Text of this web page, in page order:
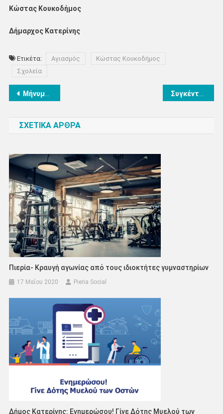
Κώστας Κουκοδήμος
Δήμαρχος Κατερίνης
Ετικέτα: Αγιασμός
Κώστας Κουκοδήμος
Σχολεία
Πλοήγηση
Μήνυμα του βουλευτή Πιερίας Σπύρου Κουλκουδίνα για την έναρξη της νέας σχολικής χρονιάς
ΣΧΕΤΙΚΑ ΑΡΘΡΑ
Πιερία- Κραυγή αγωνίας από τους ιδιοκτήτες γυμναστηρίων
17 Μαΐου 2020 Pieria Social
Δήμος Κατερίνης: Ενημερώσου! Γίνε Δότης Μυελού των